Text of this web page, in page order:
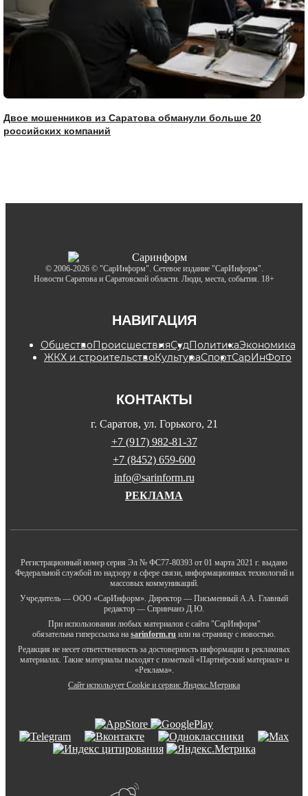
Двое мошенников из Саратова обманули больше 20
российских компаний
© 2006-2026 © "СарИнформ". Сетевое издание "СарИнформ".
Новости Саратова и Саратовской области. Люди, места, события. 18+
НАВИГАЦИЯ
ОбществоПроисшествияСудПолитикаЭкономика
ЖКХ и строительствоКультураСпортСарИнФото
КОНТАКТЫ
г. Саратов, ул. Горького, 21
+7 (917) 982-81-37
+7 (8452) 659-600
info@sarinform.ru
РЕКЛАМА
Регистрационный номер серия Эл № ФС77-80393 от 01 марта 2021 г. выдано
Федеральной службой по надзору в сфере связи, информационных технологий и
массовых коммуникаций.
Учредитель — ООО «СарИнформ». Директор — Письменный А.А. Главный
редактор — Спринчанэ Д.Ю.
При использовании любых материалов с сайта "СарИнформ"
обязательна гиперссылка на sarinform.ru или на страницу с новостью.
Редакция не несет ответственность за достоверность информации в рекламных
материалах. Такие материалы выходят с пометкой «Партнёрский материал» и
«Реклама».
Сайт использует Cookie и сервиc Яндекс.Метрика